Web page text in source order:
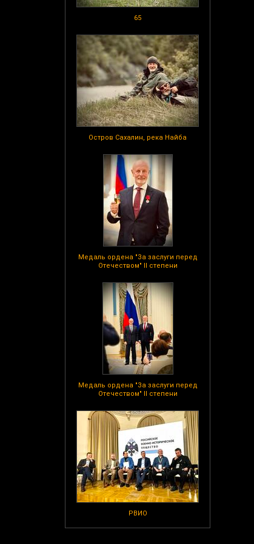
65
Остров Сахалин, река Найба
Медаль ордена "За заслуги перед
Отечеством" II степени
Медаль ордена "За заслуги перед
Отечеством" II степени
РВИО